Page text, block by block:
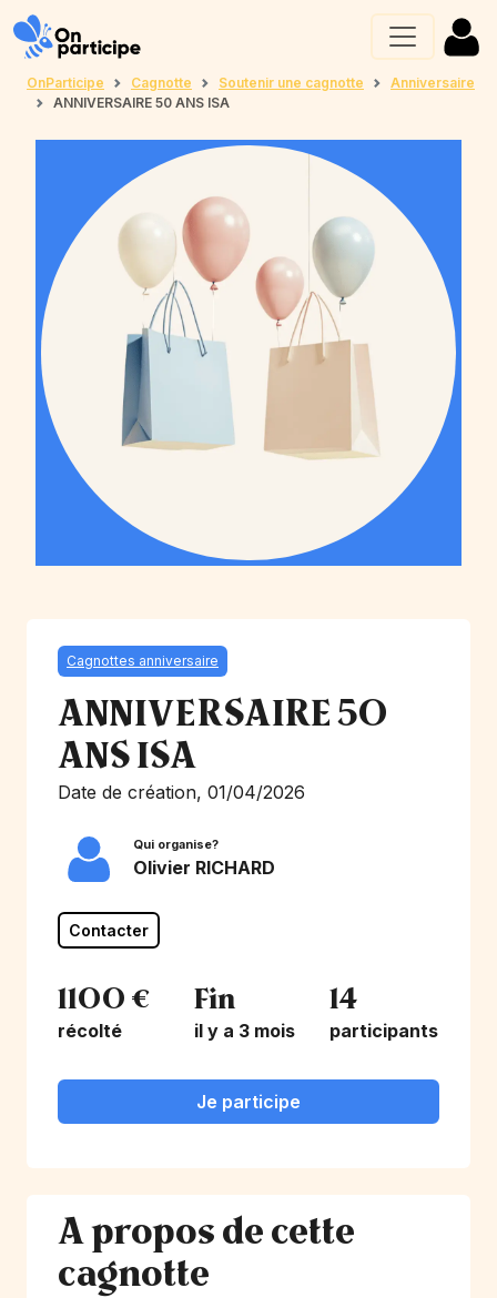
OnParticipe Cagnotte Soutenir une cagnotte
Anniversaire
ANNIVERSAIRE 50 ANS ISA
Cagnottes anniversaire
ANNIVERSAIRE 50
ANS ISA
Date de création, 01/04/2026
Qui organise?
Olivier RICHARD
Contacter
1100 €
récolté
Fin
il y a 3 mois
14
participants
Je participe
A propos de cette
cagnotte